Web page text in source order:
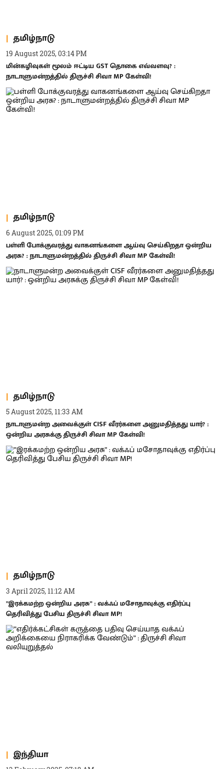
தமிழ்நாடு
19 August 2025, 03:14 PM
மின்கழிவுகள் மூலம் ஈட்டிய GST தொகை எவ்வளவு? :
நாடாளுமன்றத்தில் திருச்சி சிவா MP கேள்வி!
தமிழ்நாடு
6 August 2025, 01:09 PM
பள்ளி போக்குவரத்து வாகனங்களை ஆய்வு செய்கிறதா ஒன்றிய
அரசு? : நாடாளுமன்றத்தில் திருச்சி சிவா MP கேள்வி!
தமிழ்நாடு
5 August 2025, 11:33 AM
நாடாளுமன்ற அவைக்குள் CISF வீரர்களை அனுமதித்தது யார்? :
ஒன்றிய அரசுக்கு திருச்சி சிவா MP கேள்வி!
தமிழ்நாடு
3 April 2025, 11:12 AM
”இரக்கமற்ற ஒன்றிய அரசு” : வக்ஃப் மசோதாவுக்கு எதிர்ப்பு
தெரிவித்து பேசிய திருச்சி சிவா MP!
இந்தியா